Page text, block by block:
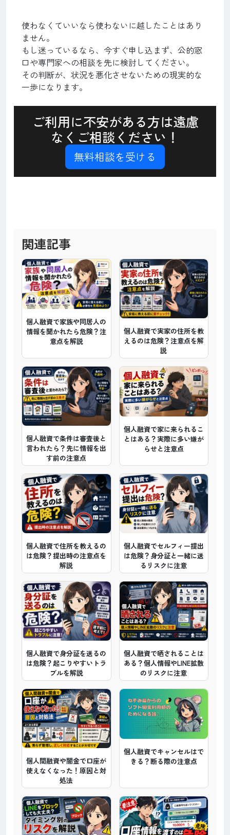
使わなくていいなら使わないに越したことはあり
ません。
もし迷っているなら、今すぐ申し込まず、公的窓
口や専門家への相談を先に検討してください。
その判断が、状況を悪化させないための現実的な
一歩になります。
ご利用に不安がある方は遠慮
なくご相談ください！
無料相談を受ける
関連記事
個人融資で家族や同居人の
情報を聞かれたら危険？注
意点を解説
個人融資で実家の住所を教
えるのは危険？注意点を解
説
個人融資で条件は審査後と
言われたら？先に情報を出
す前の注意点
個人融資で家に来られるこ
とはある？実際に多い嫌が
らせと注意点
個人融資で住所を教えるの
は危険？提出時の注意点を
解説
個人融資でセルフィー提出
は危険？身分証と一緒に送
るリスクに注意
個人融資で身分証を送るの
は危険？起こりやすいトラ
ブルを解説
個人融資で晒されることは
ある？個人情報やLINE拡散
のリスクに注意
個人間融資や闇金で口座が
使えなくなった！原因と対
処法
個人融資でキャンセルはで
きる？断る際の注意点